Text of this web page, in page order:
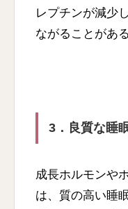
レプチンが減少
ながることがあ
3．良質な睡
成長ホルモンや
は、質の高い睡